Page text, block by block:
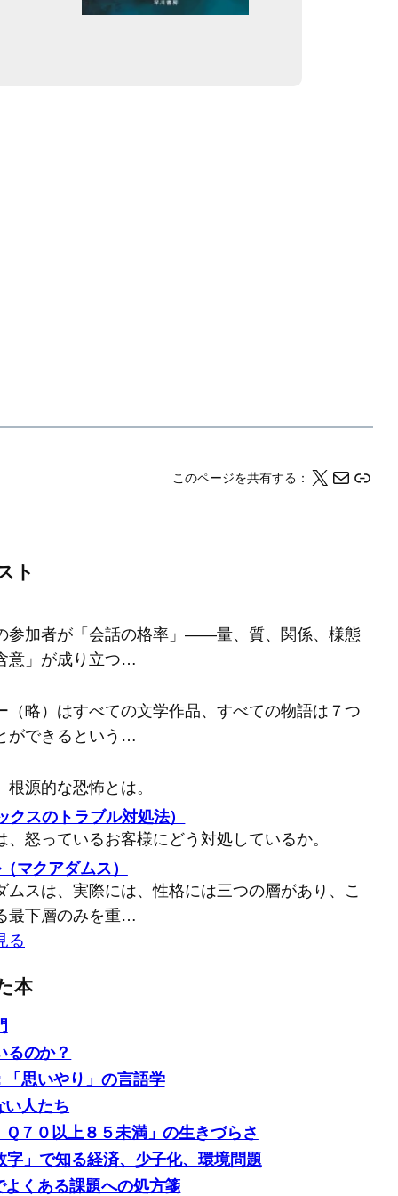
このページを共有する： X メール このページの情報をクリップボードにコピーする
ト
参加者が「会話の格率」――量、質、関係、様態
意」が成り立つ…
（略）はすべての文学作品、すべての物語は７つ
ができるという…
源的な恐怖とは。
スのトラブル対処法）
怒っているお客様にどう対処しているか。
マクアダムス）
スは、実際には、性格には三つの層があり、こ
最下層のみを重…
る
本
るのか？
思いやり」の言語学
い人たち
７０以上８５未満」の生きづらさ
」で知る経済、少子化、環境問題
くある課題への処方箋